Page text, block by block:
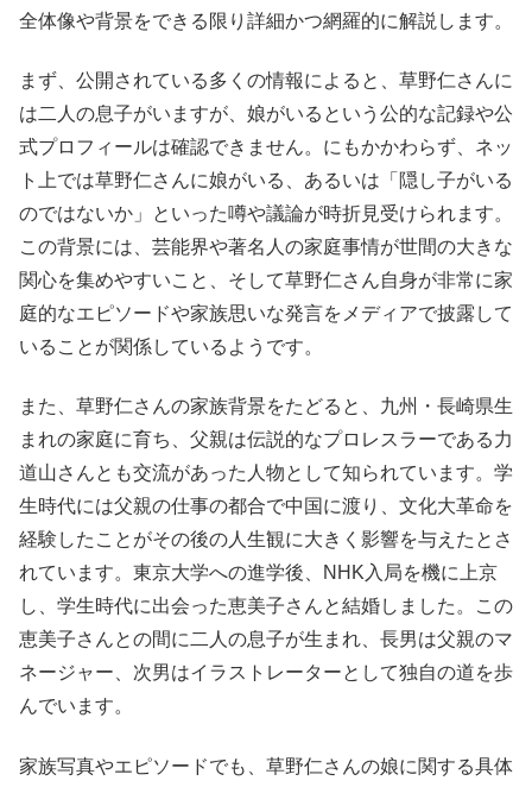
全体像や背景をできる限り詳細かつ網羅的に解説します。
まず、公開されている多くの情報によると、草野仁さんに
は二人の息子がいますが、娘がいるという公的な記録や公
式プロフィールは確認できません。にもかかわらず、ネッ
ト上では草野仁さんに娘がいる、あるいは「隠し子がいる
のではないか」といった噂や議論が時折見受けられます。
この背景には、芸能界や著名人の家庭事情が世間の大きな
関心を集めやすいこと、そして草野仁さん自身が非常に家
庭的なエピソードや家族思いな発言をメディアで披露して
いることが関係しているようです。
また、草野仁さんの家族背景をたどると、九州・長崎県生
まれの家庭に育ち、父親は伝説的なプロレスラーである力
道山さんとも交流があった人物として知られています。学
生時代には父親の仕事の都合で中国に渡り、文化大革命を
経験したことがその後の人生観に大きく影響を与えたとさ
れています。東京大学への進学後、NHK入局を機に上京
し、学生時代に出会った恵美子さんと結婚しました。この
恵美子さんとの間に二人の息子が生まれ、長男は父親のマ
ネージャー、次男はイラストレーターとして独自の道を歩
んでいます。
家族写真やエピソードでも、草野仁さんの娘に関する具体